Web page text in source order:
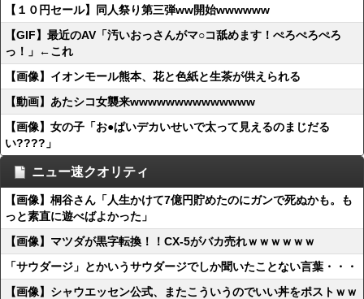
【１０円セール】同人祭り第三弾ww開始wwwwww
【GIF】最近のAV「汚いおっさんがマ○コ舐めます！ぺろぺろぺろ
っ！」←これ
【画像】イオンモール熊本、花と色紙と生茶が供えられる
【動画】あたシコ女襲来wwwwwwwwwwwwww
【画像】女の子「お●ぱいデカいせいで太って見えるのまじだる
い????」
ニュー速クオリティ
【画像】桐谷さん「人生かけて7億円貯めたのにガンで死ぬかも。も
っと素直に遊べばよかった」
【画像】マツダが黒字転換！！CX-5がバカ売れｗｗｗｗｗｗ
「サウダージ」とかいうサウダージでしか聞いたことない言葉・・・
【画像】シャウエッセン公式、またこういうのでいい丼をポストｗｗ